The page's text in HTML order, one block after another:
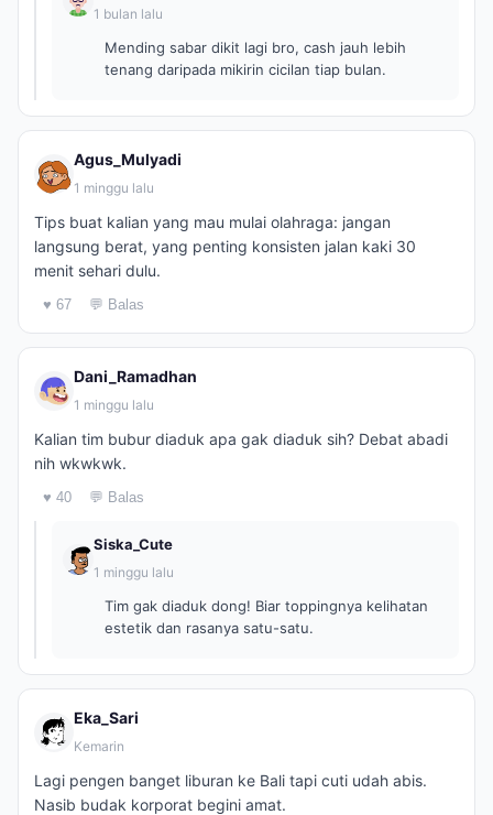
1 bulan lalu
Mending sabar dikit lagi bro, cash jauh lebih
tenang daripada mikirin cicilan tiap bulan.
Agus_Mulyadi
1 minggu lalu
Tips buat kalian yang mau mulai olahraga: jangan
langsung berat, yang penting konsisten jalan kaki 30
menit sehari dulu.
♥ 67 💬 Balas
Dani_Ramadhan
1 minggu lalu
Kalian tim bubur diaduk apa gak diaduk sih? Debat abadi
nih wkwkwk.
♥ 40 💬 Balas
Siska_Cute
1 minggu lalu
Tim gak diaduk dong! Biar toppingnya kelihatan
estetik dan rasanya satu-satu.
Eka_Sari
Kemarin
Lagi pengen banget liburan ke Bali tapi cuti udah abis.
Nasib budak korporat begini amat.